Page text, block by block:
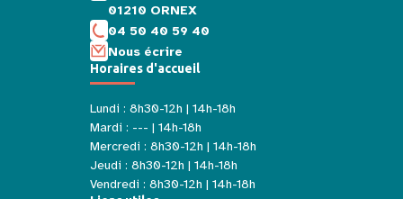
01210 ORNEX
04 50 40 59 40
Nous écrire
Horaires d'accueil
Lundi : 8h30-12h | 14h-18h
Mardi : --- | 14h-18h
Mercredi : 8h30-12h | 14h-18h
Jeudi : 8h30-12h | 14h-18h
Vendredi : 8h30-12h | 14h-18h